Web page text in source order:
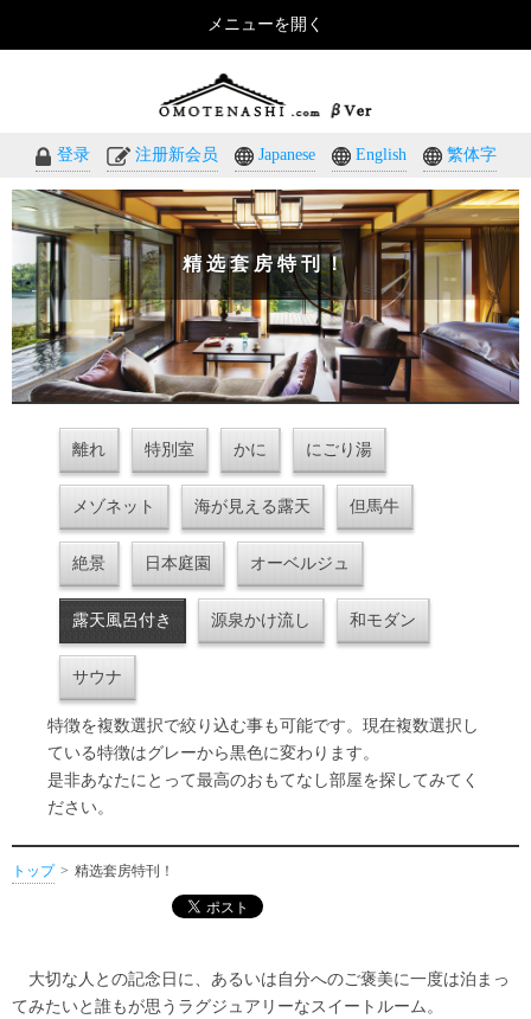
登录 注册新会员 Japanese English 繁体字
精选套房特刊！
離れ 特別室 かに にごり湯
メゾネット 海が見える露天 但馬牛
絶景 日本庭園 オーベルジュ
露天風呂付き 源泉かけ流し 和モダン
サウナ
特徴を複数選択で絞り込む事も可能です。現在複数選択し
ている特徴はグレーから黒色に変わります。
是非あなたにとって最高のおもてなし部屋を探してみてく
ださい。
トップ 精选套房特刊！
大切な人との記念日に、あるいは自分へのご褒美に一度は泊まっ
てみたいと誰もが思うラグジュアリーなスイートルーム。
メニューを開く